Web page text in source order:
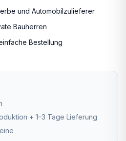
und Automobilzulieferer
Bauherren
Bestellung
+ 1–3 Tage Lieferung